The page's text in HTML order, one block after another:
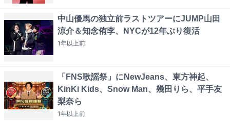
中山優馬の独立前ラストツアーにJUMP山田
涼介＆知念侑李、NYCが12年ぶり復活
1年以上前
「FNS歌謡祭」にNewJeans、東方神起、
KinKi Kids、Snow Man、幾田りら、平手友
梨奈ら
1年以上前